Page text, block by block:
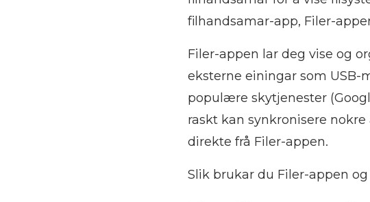
filhandsamar-app, Filer-
Filer-appen lar deg vise og
eksterne einingar som USB-
populære skytjenester
raskt kan synkronisere
direkte frå Filer-appen.
Slik brukar du Filer-appen